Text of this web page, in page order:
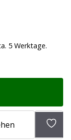
5 Werktage.
Zur